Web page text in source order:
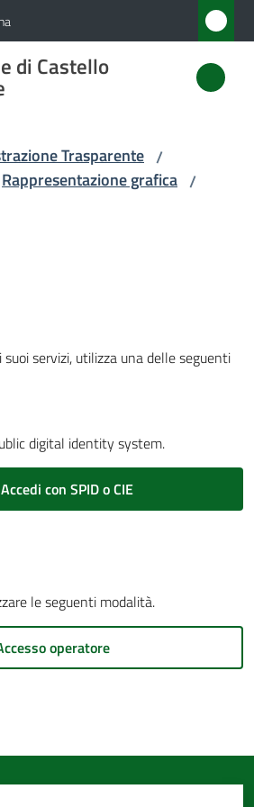
di Castello
Trasparente /
Rappresentazione grafica /
suoi servizi, utilizza una delle seguenti
digital identity system.
Accedi con SPID o CIE
le seguenti modalità.
operatore